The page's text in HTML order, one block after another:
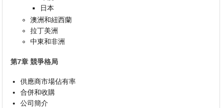
日本
澳洲和紐西蘭
拉丁美洲
中東和非洲
第7章 競爭格局
供應商市場佔有率
合併和收購
公司簡介